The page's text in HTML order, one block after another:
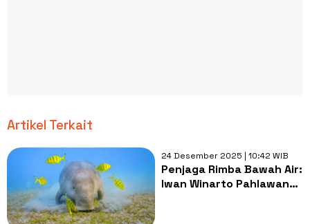
Artikel Terkait
24 Desember 2025 | 10:42 WIB
Penjaga Rimba Bawah Air:
Iwan Winarto Pahlawan